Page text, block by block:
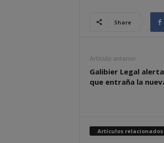
Share
Artículo anterior
Galibier Legal
que entraña la
Artículos relacionados